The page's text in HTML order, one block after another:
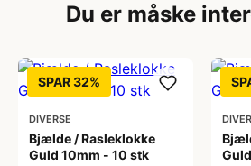
Du er måske
SPAR 32%
DIVERSE
Bjælde / Rasleklokke
Guld 10mm - 10 stk